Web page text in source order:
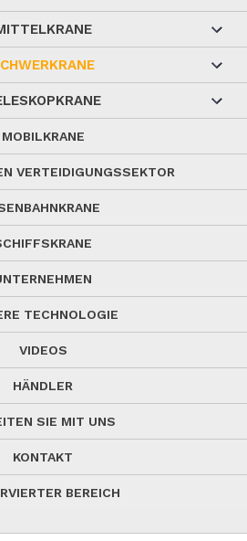
MOBILKRANE
VERTEIDIGUNGSSEKTOR
TECHNOLOGIE
VIDEOS
HÄNDLER
SIE MIT UNS
KONTAKT
BEREICH